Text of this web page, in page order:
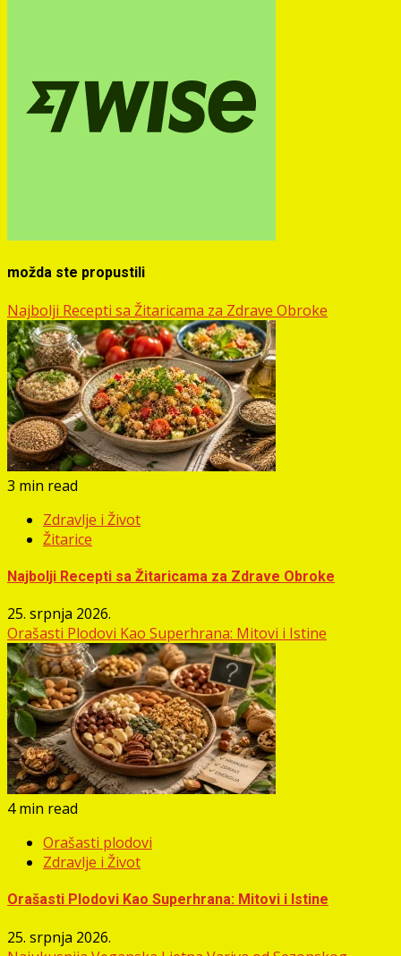
možda ste propustili
Najbolji Recepti sa Žitaricama za Zdrave Obroke
3 min read
Zdravlje i Život
Žitarice
Najbolji Recepti sa Žitaricama za Zdrave Obroke
25. srpnja 2026.
Orašasti Plodovi Kao Superhrana: Mitovi i Istine
4 min read
Orašasti plodovi
Zdravlje i Život
Orašasti Plodovi Kao Superhrana: Mitovi i Istine
25. srpnja 2026.